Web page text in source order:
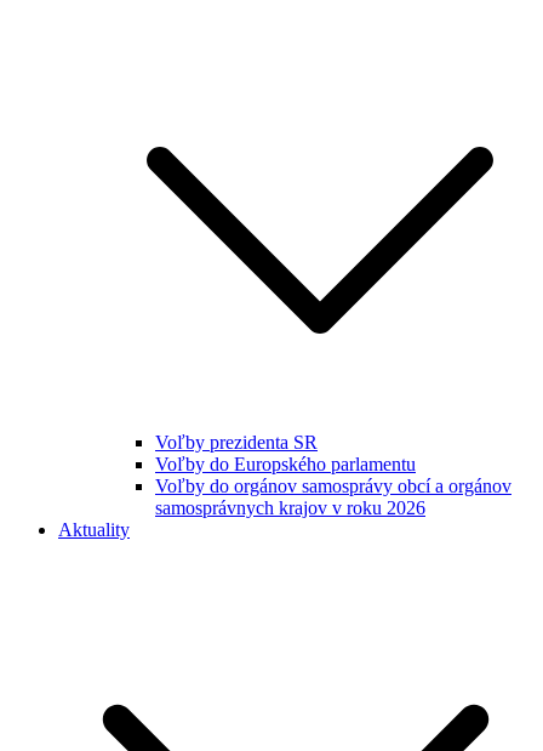
Voľby prezidenta SR
Voľby do Europského parlamentu
Voľby do orgánov samosprávy obcí a orgánov
samosprávnych krajov v roku 2026
Aktuality